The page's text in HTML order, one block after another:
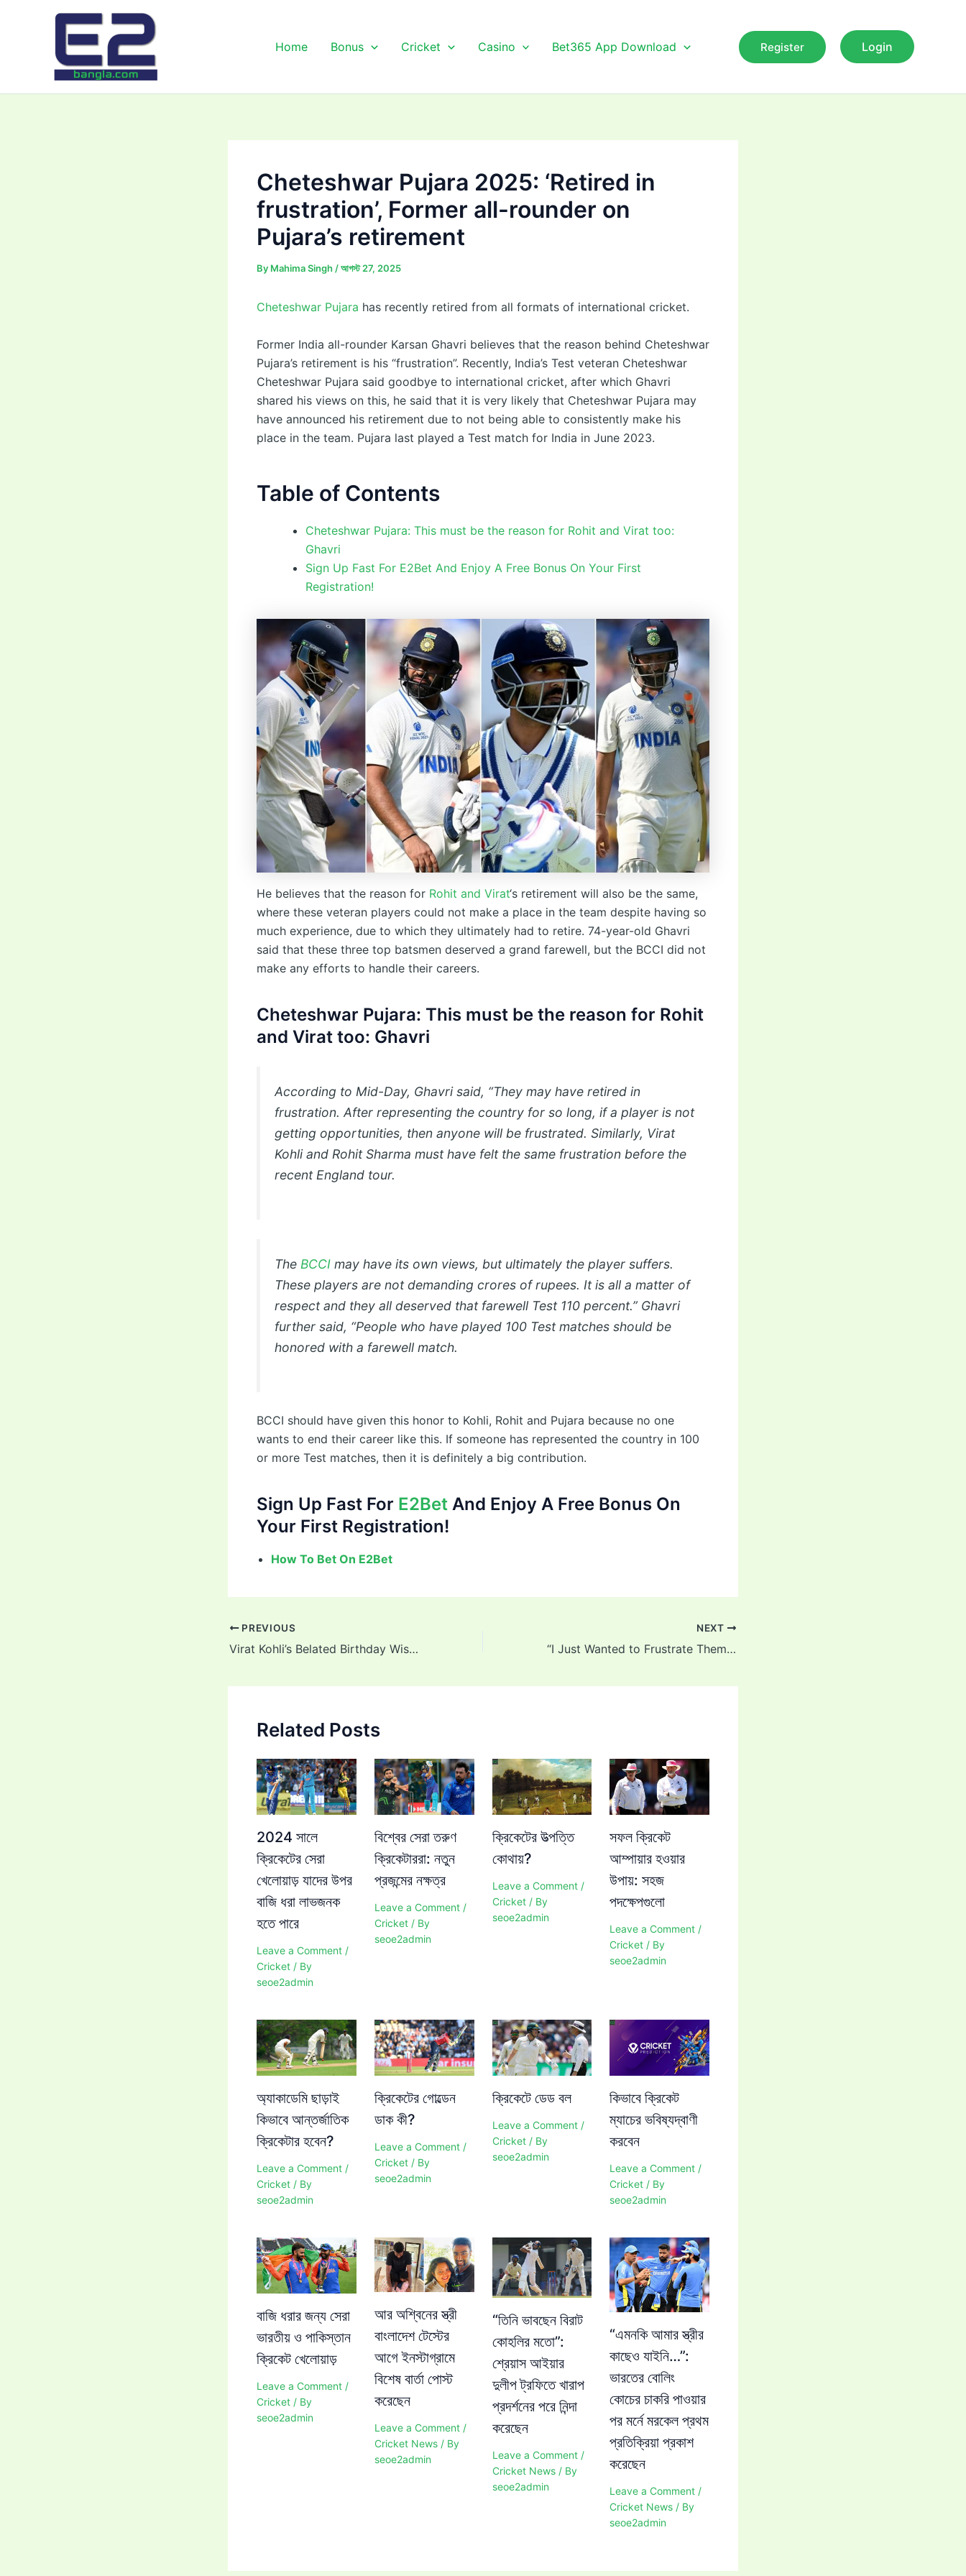
Home Bonus Cricket Casino Bet365 App Download Register Login
Cheteshwar Pujara 2025: ‘Retired in
frustration’, Former all-rounder on
Pujara’s retirement
By Mahima Singh /আগস্ট 27, 2025
Cheteshwar Pujara has recently retired from all formats of international cricket.
Former India all-rounder Karsan Ghavri believes that the reason behind Cheteshwar
Pujara’s retirement is his “frustration”. Recently, India’s Test veteran Cheteshwar
Cheteshwar Pujara said goodbye to international cricket, after which Ghavri
shared his views on this, he said that it is very likely that Cheteshwar Pujara may
have announced his retirement due to not being able to consistently make his
place in the team. Pujara last played a Test match for India in June 2023.
Table of Contents
Cheteshwar Pujara: This must be the reason for Rohit and Virat too:
Ghavri
Sign Up Fast For E2Bet And Enjoy A Free Bonus On Your First
Registration!
He believes that the reason for Rohit and Virat‘s retirement will also be the same,
where these veteran players could not make a place in the team despite having so
much experience, due to which they ultimately had to retire. 74-year-old Ghavri
said that these three top batsmen deserved a grand farewell, but the BCCI did not
make any efforts to handle their careers.
Cheteshwar Pujara: This must be the reason for Rohit
and Virat too: Ghavri
According to Mid-Day, Ghavri said, “They may have retired in
frustration. After representing the country for so long, if a player is not
getting opportunities, then anyone will be frustrated. Similarly, Virat
Kohli and Rohit Sharma must have felt the same frustration before the
recent England tour.
The BCCI may have its own views, but ultimately the player suffers.
These players are not demanding crores of rupees. It is all a matter of
respect and they all deserved that farewell Test 110 percent.” Ghavri
further said, “People who have played 100 Test matches should be
honored with a farewell match.
BCCI should have given this honor to Kohli, Rohit and Pujara because no one
wants to end their career like this. If someone has represented the country in 100
or more Test matches, then it is definitely a big contribution.
Sign Up Fast For E2Bet And Enjoy A Free Bonus On
Your First Registration!
How To Bet On E2Bet
Post
navigation
PREVIOUS
Virat Kohli’s Belated Birthday Wish for Cheteshwar Pujara Highlights Why His No. 4 Dominance Thrives Because of Pujji
NEXT
“I Just Wanted to Frustrate Them”: Akash Deep Reflects on His Fifty at The Oval Test vs England
Related Posts
2024 সালে
ক্রিকেটের সেরা
খেলোয়াড় যাদের উপর
বাজি ধরা লাভজনক
হতে পারে
Leave a Comment /
Cricket / By
seoe2admin
বিশ্বের সেরা তরুণ
ক্রিকেটাররা: নতুন
প্রজন্মের নক্ষত্র
Leave a Comment /
Cricket/ By
seoe2admin
ক্রিকেটের উত্পত্তি
কোথায়?
Leave a Comment /
Cricket/ By
seoe2admin
সফল ক্রিকেট
আম্পায়ার হওয়ার
উপায়: সহজ
পদক্ষেপগুলো
Leave a Comment /
Cricket / By
seoe2admin
অ্যাকাডেমি ছাড়াই
কিভাবে আন্তর্জাতিক
ক্রিকেটার হবেন?
Leave a Comment /
Cricket / By
seoe2admin
ক্রিকেটের গোল্ডেন
ডাক কী?
Leave a Comment /
Cricket/ By
seoe2admin
ক্রিকেটে ডেড বল
Leave a Comment /
Cricket/ By
seoe2admin
কিভাবে ক্রিকেট
ম্যাচের ভবিষ্যদ্বাণী
করবেন
Leave a Comment /
Cricket / By
seoe2admin
বাজি ধরার জন্য সেরা
ভারতীয় ও পাকিস্তান
ক্রিকেট খেলোয়াড়
Leave a Comment /
Cricket / By
seoe2admin
আর অশ্বিনের স্ত্রী
বাংলাদেশ টেস্টের
আগে ইনস্টাগ্রামে
বিশেষ বার্তা পোস্ট
করেছেন
Leave a Comment /
Cricket News/ By
seoe2admin
“তিনি ভাবছেন বিরাট
কোহলির মতো”:
শ্রেয়াস আইয়ার
দুলীপ ট্রফিতে খারাপ
প্রদর্শনের পরে নিন্দা
করেছেন
Leave a Comment /
Cricket News/ By
seoe2admin
“এমনকি আমার স্ত্রীর
কাছেও যাইনি…”:
ভারতের বোলিং
কোচের চাকরি পাওয়ার
পর মর্নে মরকেল প্রথম
প্রতিক্রিয়া প্রকাশ
করেছেন
Leave a Comment /
Cricket News / By
seoe2admin